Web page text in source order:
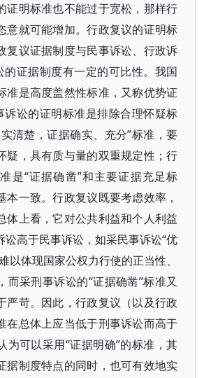
证明标准也不能过于宽松，那样行
意就可能增加。行政复议的证明标
复议证据制度与民事诉讼、行政诉
证据制度有一定的可比性。我国
准是高度盖然性标准，又称优势证
讼的证明标准是排除合理怀疑标
清楚，证据确实、充分”标准，要
疑，具有质与量的双重规定性；行
是“证据确凿”和主要证据充足标
本一致。行政复议既要考虑效率，
体上看，它对公共利益和个人利益
讼高于民事诉讼，如采民事诉讼“优
以体现国家公权力行使的正当性、
而采刑事诉讼的“证据确凿”标准又
严苛。因此，行政复议（以及行政
在总体上应当低于刑事诉讼而高于
为可以采用“证据明确”的标准，其
据制度特点的同时，也可有效地实